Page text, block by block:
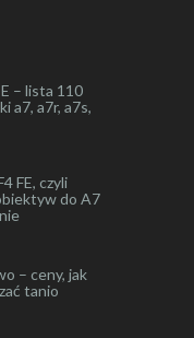
– lista 110
a7, a7r, a7s,
FE, czyli
do A7
– ceny, jak
tanio